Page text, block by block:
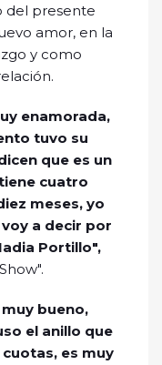
del presente
amor, en la
y como
enamorada,
tuvo su
que es un
cuatro
meses, yo
a decir por
Portillo",
bueno,
el anillo que
es muy